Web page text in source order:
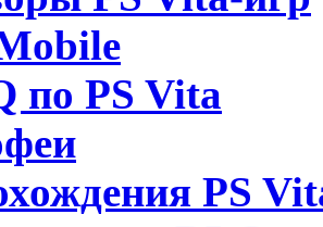
по PS Vita
PS